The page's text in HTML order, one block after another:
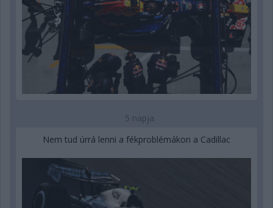
5 napja
Nem tud úrrá lenni a fékproblémákon a Cadillac